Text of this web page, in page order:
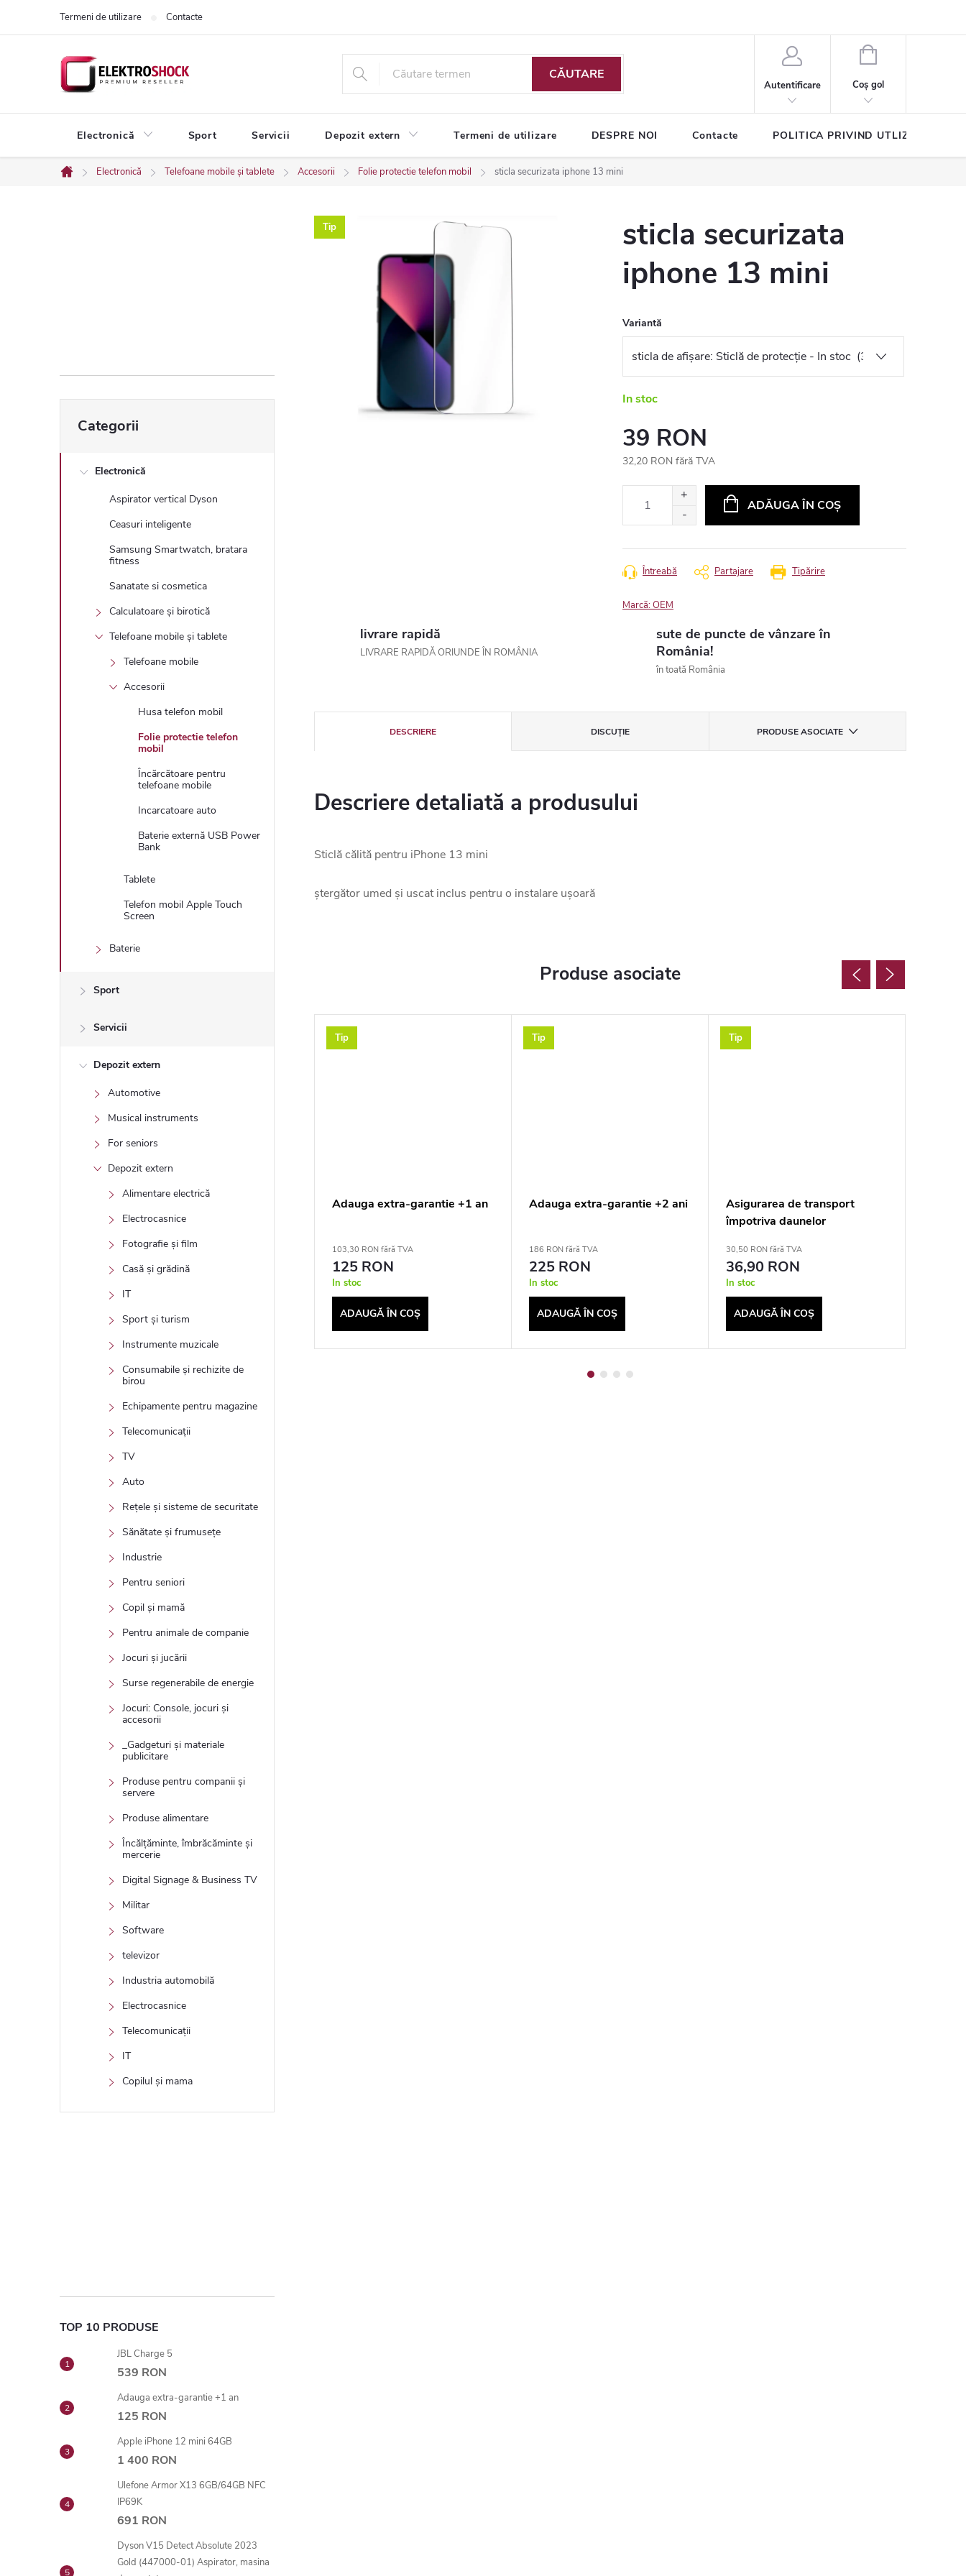
Termeni de utilizare Contacte
CĂUTARE
Autentificare
COŞ
CUMPĂRĂTURI
Coş gol
Electronică Sport Servicii Depozit extern Termeni de utilizare DESPRE NOI Contacte POLITICA PRIVIND UTLIZAREA
Acasă
Electronică Telefoane mobile și tablete Accesorii Folie protectie telefon mobil sticla securizata iphone 13 mini
l
a
t peste
categorii
Categorii
Electronică
Aspirator vertical Dyson
Ceasuri inteligente
Samsung Smartwatch, bratara
fitness
Sanatate si cosmetica
Calculatoare și birotică
Telefoane mobile și tablete
Telefoane mobile
Accesorii
Husa telefon mobil
Folie protectie telefon
mobil
Încărcătoare pentru
telefoane mobile
Incarcatoare auto
Baterie externă USB Power
Bank
Tablete
Telefon mobil Apple Touch
Screen
Baterie
Sport
Servicii
Depozit extern
Automotive
Musical instruments
For seniors
Depozit extern
Alimentare electrică
Electrocasnice
Fotografie și film
Casă și grădină
IT
Sport și turism
Instrumente muzicale
Consumabile și rechizite de
birou
Echipamente pentru magazine
Telecomunicații
TV
Auto
Rețele și sisteme de securitate
Sănătate și frumusețe
Industrie
Pentru seniori
Copil și mamă
Pentru animale de companie
Jocuri și jucării
Surse regenerabile de energie
Jocuri: Console, jocuri și
accesorii
_Gadgeturi și materiale
publicitare
Produse pentru companii și
servere
Produse alimentare
Încălțăminte, îmbrăcăminte și
mercerie
Digital Signage & Business TV
Militar
Software
televizor
Industria automobilă
Electrocasnice
Telecomunicații
IT
Copilul și mama
TOP 10 PRODUSE
JBL Charge 5
539 RON
Adauga extra-garantie +1 an
125 RON
Apple iPhone 12 mini 64GB
1 400 RON
Ulefone Armor X13 6GB/64GB NFC
IP69K
691 RON
Dyson V15 Detect Absolute 2023
Gold (447000-01) Aspirator, masina
Tip
sticla securizata
iphone 13 mini
Variantă
In stoc
39 RON
32,20 RON fără TVA
ADĂUGA ÎN COŞ
Tipărire
Întreabă Partajare
Marcă:OEM
livrare rapidă
LIVRARE RAPIDĂ ORIUNDE ÎN ROMÂNIA
sute de puncte de vânzare în
România!
în toată România
DESCRIERE DISCUŢIE PRODUSE ASOCIATE
Descriere detaliată a produsului
Sticlă călită pentru iPhone 13 mini
ștergător umed și uscat inclus pentru o instalare ușoară
Produse asociate
13,60 RON fără TVA
16,50 RON
ADAUGĂ ÎN COŞ
Tip
Adauga extra-garantie +1 an
103,30 RON fără TVA
125 RON
In stoc
ADAUGĂ ÎN COŞ
Tip
Adauga extra-garantie +2 ani
186 RON fără TVA
225 RON
In stoc
ADAUGĂ ÎN COŞ
Tip
Asigurarea de transport
împotriva daunelor
30,50 RON fără TVA
36,90 RON
In stoc
ADAUGĂ ÎN COŞ